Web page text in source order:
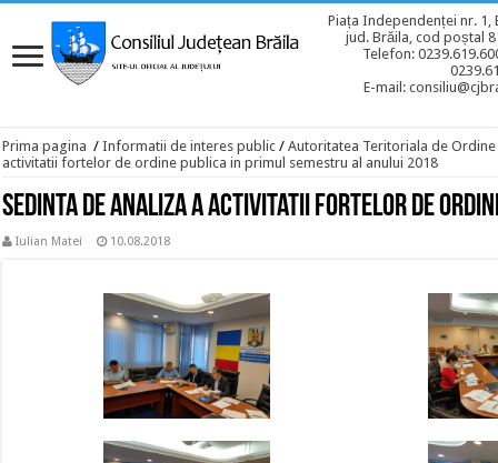
Piața Independenței nr. 1,
jud. Brăila, cod poștal
Telefon:
E-mail:
Prima pagina / Informatii de interes public / Autoritatea Teritoriala de Ordine
activitatii fortelor de ordine publica in primul semestru al anului 2018
Sedinta de analiza a activitatii fortelor de
Iulian Matei 10.08.2018